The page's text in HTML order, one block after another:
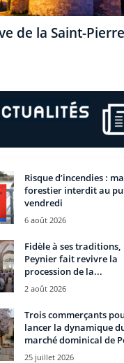
de la Saint-Pierre
Risque d’incendies :
forestier interdit au
vendredi
6 août 2026
Fidèle à ses traditions,
Peynier fait revivre la
procession de la...
2 août 2026
Trois commerçants
lancer la dynamique
marché dominical de
25 juillet 2026